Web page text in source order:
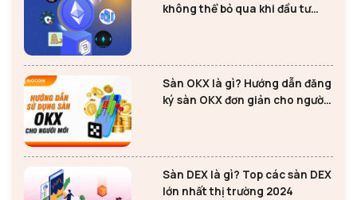
không thể bỏ qua khi đầu tư
Sàn OKX là gì? Hướng dẫn đăng
ký sàn OKX đơn giản cho người
Sàn DEX là gì? Top các sàn DEX
lớn nhất thị trường 2024